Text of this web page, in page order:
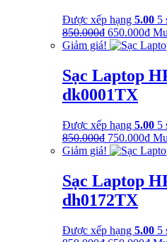
Được xếp hạng 5.00 5
850.000₫ Giá
gốc
850.000₫.
650.000₫Giá
là:
Giảm giá!
Sạc Laptop
dk0001TX
Được xếp hạng 5.00 5
850.000₫ Giá
gốc
850.000₫.
750.000₫Giá
là:
Giảm giá!
Sạc Laptop
dh0172TX
Được xếp hạng 5.00 5